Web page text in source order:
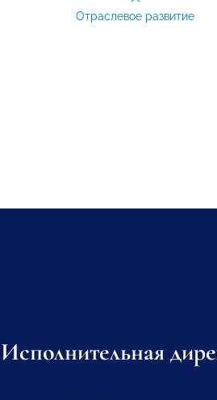
Отраслевое развитие
Исполнительная